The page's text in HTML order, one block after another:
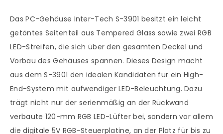
Das PC-Gehäuse Inter-Tech S-3901 besitzt ein leicht
getöntes Seitenteil aus Tempered Glass sowie zwei RGB
LED-Streifen, die sich über den gesamten Deckel und
Vorbau des Gehäuses spannen. Dieses Design macht
aus dem S-3901 den idealen Kandidaten für ein High-
End-System mit aufwendiger LED-Beleuchtung. Dazu
trägt nicht nur der serienmäßig an der Rückwand
verbaute 120-mm RGB LED-Lüfter bei, sondern vor allem
die digitale 5V RGB-Steuerplatine, an der Platz für bis zu